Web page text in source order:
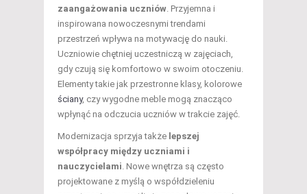
zaangażowania uczniów. Przyjemna i
inspirowana nowoczesnymi trendami
przestrzeń wpływa na motywację do nauki.
Uczniowie chętniej uczestniczą w zajęciach,
gdy czują się komfortowo w swoim otoczeniu.
Elementy takie jak przestronne klasy, kolorowe
ściany, czy wygodne meble mogą znacząco
wpłynąć na odczucia uczniów w trakcie zajęć.
Modernizacja sprzyja także lepszej
współpracy między uczniami i
nauczycielami. Nowe wnętrza są często
projektowane z myślą o współdzieleniu